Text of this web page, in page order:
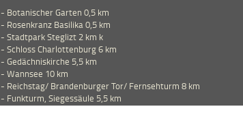
- Botanischer Garten 0,5 km
- Rosenkranz Basilika 0,5 km
- Stadtpark Steglizt 2 km k
- Schloss Charlottenburg 6 km
- Gedächniskirche 5,5 km
- Wannsee 10 km
- Reichstag/ Brandenburger Tor/ Fernsehturm 8 km
- Funkturm, Siegessäule 5,5 km